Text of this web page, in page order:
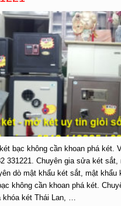
bạc không cần khoan phá két.
331221. Chuyên gia sửa két
dò mật khẩu két sắt, mật
không cần khoan phá két.
két Thái Lan, …